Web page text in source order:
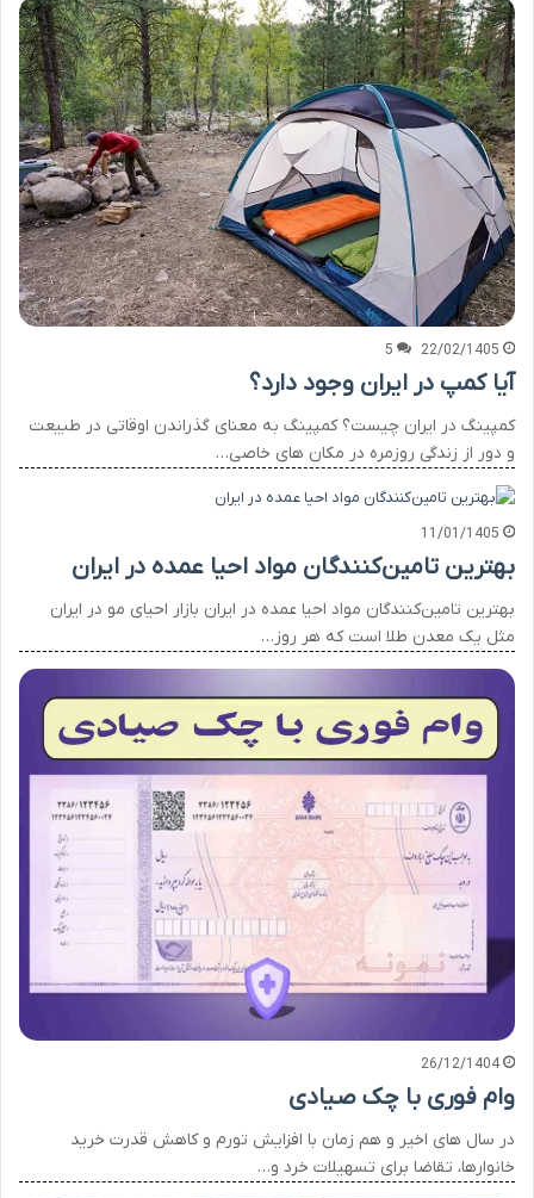
22/02/1405
5
آیا کمپ در ایران وجود دارد؟
کمپینگ در ایران چیست؟ کمپینگ به معنای گذراندن اوقاتی در طبیعت
و دور از زندگی روزمره در مکان های خاصی…
11/01/1405
بهترین تامین‌کنندگان مواد احیا عمده در ایران
بهترین تامین‌کنندگان مواد احیا عمده در ایران بازار احیای مو در ایران
مثل یک معدن طلا است که هر روز…
26/12/1404
وام فوری با چک صیادی
در سال های اخیر و هم زمان با افزایش تورم و کاهش قدرت خرید
خانوارها، تقاضا برای تسهیلات خرد و…